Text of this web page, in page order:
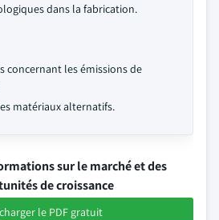
dans la fabrication.
concernant les émissions de
matériaux alternatifs.
sur le marché et des
de croissance
le PDF gratuit